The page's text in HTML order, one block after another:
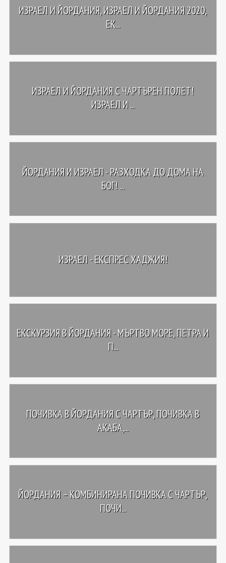
ИЗРАЕЛ И ЙОРДАНИЯ, ИЗРАЕЛ И ЙОРДАНИЯ 2020,
ЕК...
ИЗРАЕЛ И ЙОРДАНИЯ С ЧАРТЪРЕН ПОЛЕТ!
ИЗРАЕЛ И ...
ЙОРДАНИЯ И ИЗРАЕЛ - РАЗХОДКА ДО ДОМА НА
БОГ! ...
ИЗРАЕЛ - ЕКСПРЕС ХАДЖИЯ!
ЕКСКУРЗИЯ В ЙОРДАНИЯ - МЪРТВО МОРЕ, ПЕТРА И
П...
ПОЧИВКА В ЙОРДАНИЯ С ЧАРТЪР, ПОЧИВКА В
АКАБА,...
ЙОРДАНИЯ – КОМБИНИРАНА ПОЧИВКА С ЧАРТЪР,
ПОЧИ...